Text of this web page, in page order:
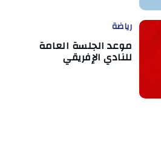
رياضة
موعد الجلسة العامة
للنادي الإفريقي